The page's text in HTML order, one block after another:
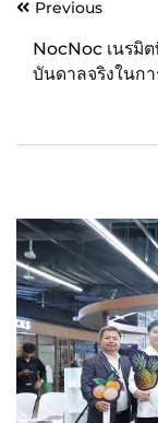
PostPrevious
NocNoc เนรมิ
บันดาลจริงในก
ประสบการณ์ช้อ
บนโลกออนไลน์
200 ล้านบาท